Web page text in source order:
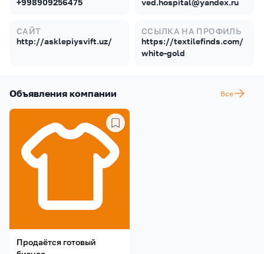
+998909256475
ved.hospital@yandex.ru
САЙТ
http://asklepiysvift.uz/
ССЫЛКА НА ПРОФИЛЬ
https://textilefinds.com/
white-gold
Объявления компании Все
Продаётся готовый